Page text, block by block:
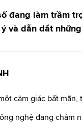
đang làm trầm
và dẫn dắt
cảm giác bất
nghệ đang châm